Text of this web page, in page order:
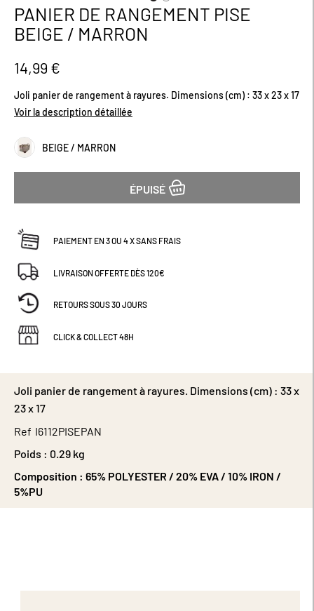
Passer
au
début
la
Galerie
d’images
PANIER DE RANGEMENT PISE
BEIGE / MARRON
14,99 €
Joli panier de rangement à rayures. Dimensions (cm) : 33 x 23 x 17
Voir la description détaillée
BEIGE / MARRON
ÉPUISÉ
PAIEMENT EN 3 OU 4 X SANS FRAIS
LIVRAISON OFFERTE DÈS 120€
RETOURS SOUS 30 JOURS
CLICK & COLLECT 48H
Joli panier de rangement à rayures. Dimensions (cm) : 33 x
23 x 17
Ref I6112PISEPAN
Poids : 0.29 kg
Composition : 65% POLYESTER / 20% EVA / 10% IRON /
5%PU